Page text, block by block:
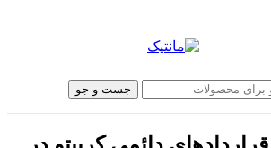
جست و جو